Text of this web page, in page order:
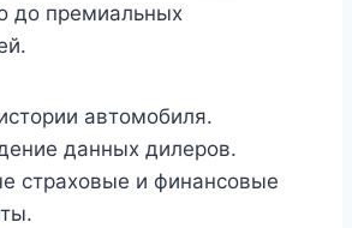
до премиальных
автомобиля.
данных дилеров.
страховые и финансовые